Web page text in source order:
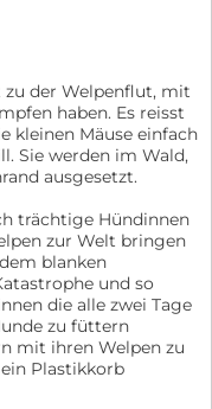
zu der Welpenflut, mit
haben. Es reisst
kleinen Mäuse einfach
Sie werden im Wald,
ausgesetzt.
trächtige Hündinnen
zur Welt bringen
blanken
und so
die alle zwei Tage
zu füttern
mit ihren Welpen zu
Plastikkorb